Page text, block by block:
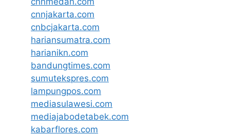
cnnjakarta.com
cnbcjakarta.com
hariansumatra.com
harianikn.com
bandungtimes.com
sumutekspres.com
lampungpos.com
mediasulawesi.com
mediajabodetabek.com
kabarflores.com